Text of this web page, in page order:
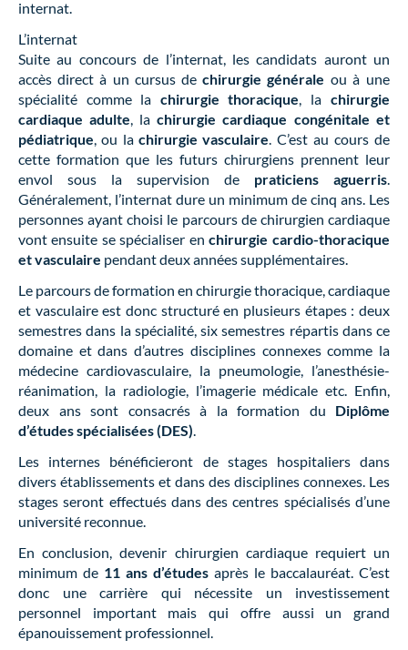
internat.
L’internat
Suite au concours de l’internat, les candidats auront un
accès direct à un cursus de chirurgie générale ou à une
spécialité comme la chirurgie thoracique , la chirurgie
cardiaque adulte , la chirurgie cardiaque congénitale et
pédiatrique , ou la chirurgie vasculaire . C’est au cours de
cette formation que les futurs chirurgiens prennent leur
envol sous la supervision de praticiens aguerris
Généralement, l’internat dure un minimum de cinq ans. Les
personnes ayant choisi le parcours de chirurgien cardiaque
vont ensuite se spécialiser en chirurgie cardio-thoracique
et vasculaire pendant deux années supplémentaires.
Le parcours de formation en chirurgie thoracique, cardiaque
et vasculaire est donc structuré en plusieurs étapes : deux
semestres dans la spécialité, six semestres répartis dans ce
domaine et dans d’autres disciplines connexes comme la
médecine cardiovasculaire, la pneumologie, l’anesthésie-
réanimation, la radiologie, l’imagerie médicale etc. Enfin,
deux ans sont consacrés à la formation du Diplôme
d’études spécialisées (DES)
Les internes bénéficieront de stages hospitaliers dans
divers établissements et dans des disciplines connexes. Les
stages seront effectués dans des centres spécialisés d’une
université reconnue.
En conclusion, devenir chirurgien cardiaque requiert un
minimum de 11 ans d’études après le baccalauréat. C’est
donc une carrière qui nécessite un investissement
personnel important mais qui offre aussi un grand
épanouissement professionnel.